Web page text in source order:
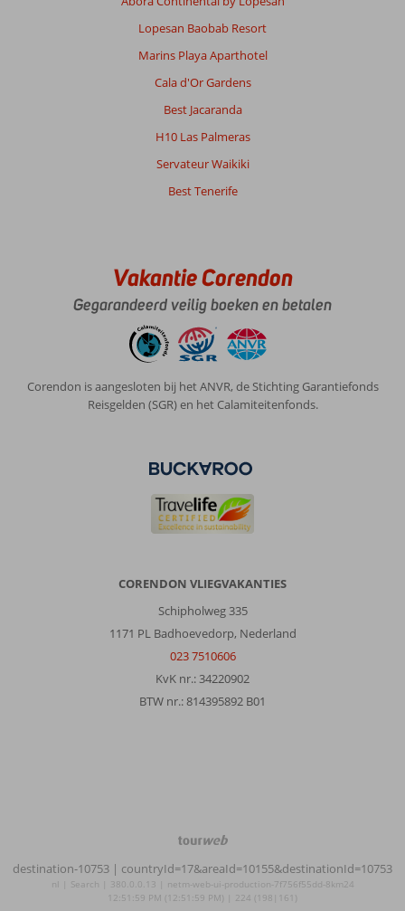
Lopesan Baobab Resort
Marins Playa Aparthotel
Cala d'Or Gardens
Best Jacaranda
H10 Las Palmeras
Servateur Waikiki
Best Tenerife
Vakantie Corendon
Gegarandeerd veilig boeken en betalen
Corendon is aangesloten bij het ANVR, de Stichting Garantiefonds
Reisgelden (SGR) en het Calamiteitenfonds.
CORENDON VLIEGVAKANTIES
Schipholweg 335
1171 PL Badhoevedorp, Nederland
023 7510606
KvK nr.: 34220902
BTW nr.: 814395892 B01
TourWeb
NetMatch
destination-10753 | countryId=17&areaId=10155&destinationId=10753
nl | Search | 380.0.0.13 | netm-web-ui-production-7f756f55dd-8km24
12:51:59 PM (12:51:59 PM) | 224 (198|161)